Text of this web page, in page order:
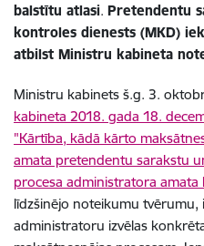
balstītu atlasi. Pretendentu
kontroles dienests (MKD)
atbilst Ministru kabineta
Ministru kabinets š.g. 3.
kabineta 2018. gada 18.
"Kārtība, kādā kārto
amata pretendentu sarakstu
procesa administratora amata
līdzšinējo noteikumu
administratoru izvēlas